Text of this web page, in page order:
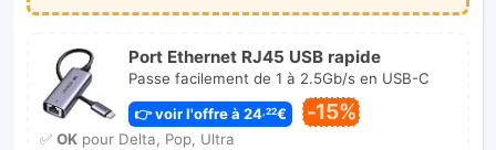
Port Ethernet RJ45 USB rapide
Passe facilement de 1 à 2.5Gb/s en USB-C
👉 voir l'offre à 24 ,22€ -15%
✅ OKpour Delta, Pop, Ultra